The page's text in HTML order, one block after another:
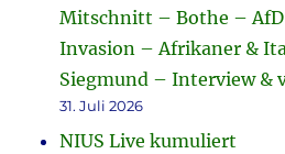
Mitschnitt – Bothe – AfD
Invasion – Afrikaner &
Siegmund – Interview &
31. Juli 2026
NIUS Live kumuliert